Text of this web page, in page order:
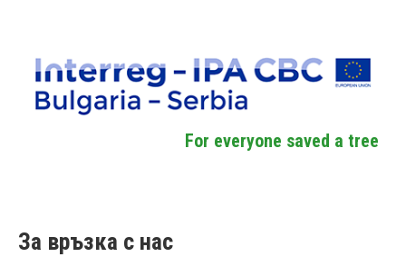
For everyone saved a tree
За връзка с нас